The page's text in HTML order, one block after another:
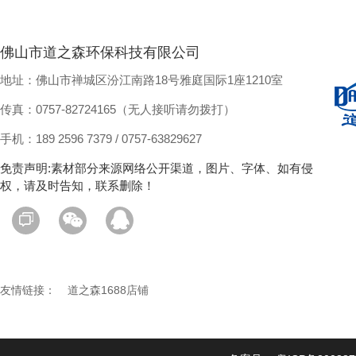
佛山市道之森环保科技有限公司
地址：佛山市禅城区汾江南路18号雅庭国际1座1210室
传真：0757-82724165（无人接听请勿拨打）
手机：189 2596 7379 / 0757-63829627
免责声明:素材部分来源网络公开渠道，图片、字体、如有侵
权，请及时告知，联系删除！
友情链接： 道之森1688店铺